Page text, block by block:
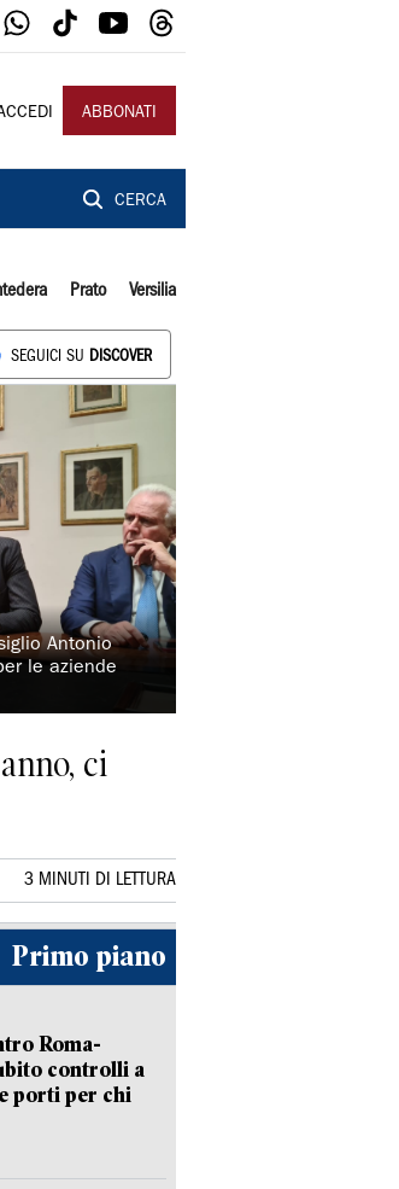
ABBONATI
CERCA
Prato Versilia
SEGUICI SU DISCOVER
Antonio
le aziende
ci
3 MINUTI DI LETTURA
Primo piano
Roma-
controlli a
porti per chi